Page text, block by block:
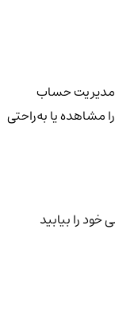
مدیریت حساب
مشاهده یا به‌راحتی
را بیابید